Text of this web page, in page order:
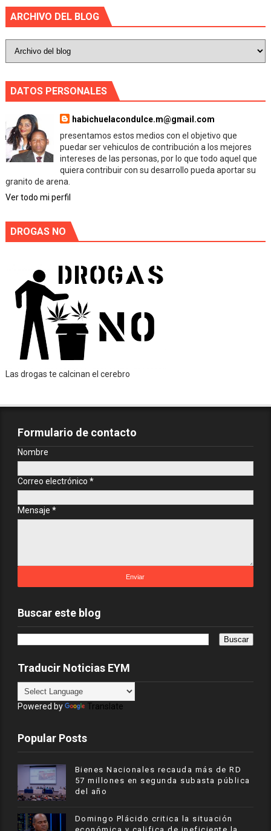
ARCHIVO DEL BLOG
DATOS PERSONALES
habichuelacondulce.m@gmail.com
presentamos estos medios con el objetivo que
puedar ser vehiculos de contribución a los mejores
intereses de las personas, por lo que todo aquel que
quiera contribuir con su desarrollo pueda aportar su
granito de arena.
Ver todo mi perfil
DROGAS NO
Las drogas te calcinan el cerebro
Formulario de contacto
Nombre
Correo electrónico *
Mensaje *
Buscar este blog
Traducir Noticias EYM
Powered by Translate
Popular Posts
Bienes Nacionales recauda más de RD
57 millones en segunda subasta pública
del año
​Domingo Plácido critica la situación